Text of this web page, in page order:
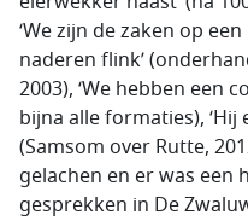
‘We zijn de zaken op
naderen flink’
2003), ‘We hebben een
bijna alle formaties),
(Samsom over Rutte,
gelachen en er was een
gesprekken in De